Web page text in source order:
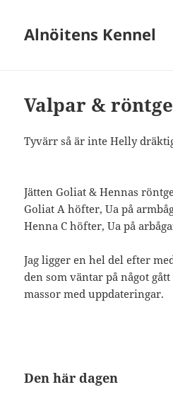
Alnöitens Kennel
Valpar &
Tyvärr så är inte Helly
Jätten Goliat & Hennas
Goliat A höfter, Ua på
Henna C höfter, Ua på
Jag ligger en hel del efter
den som väntar på något
massor med uppdateringar.
Den här dagen